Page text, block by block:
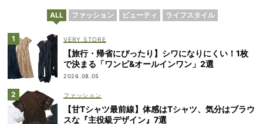
ALL ファッション ビューティ ライフスタイル
VERY STORE
【旅行・帰省にぴったり】シワになりにくい！1枚
で決まる「ワンピ&オールインワン」2選
2026.08.05
ファッション
【甘Tシャツ最前線】体感はTシャツ、気分はブラウ
スな『主役級デザイン』7選